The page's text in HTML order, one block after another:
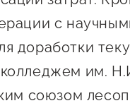
с
доработки
им.
союзом